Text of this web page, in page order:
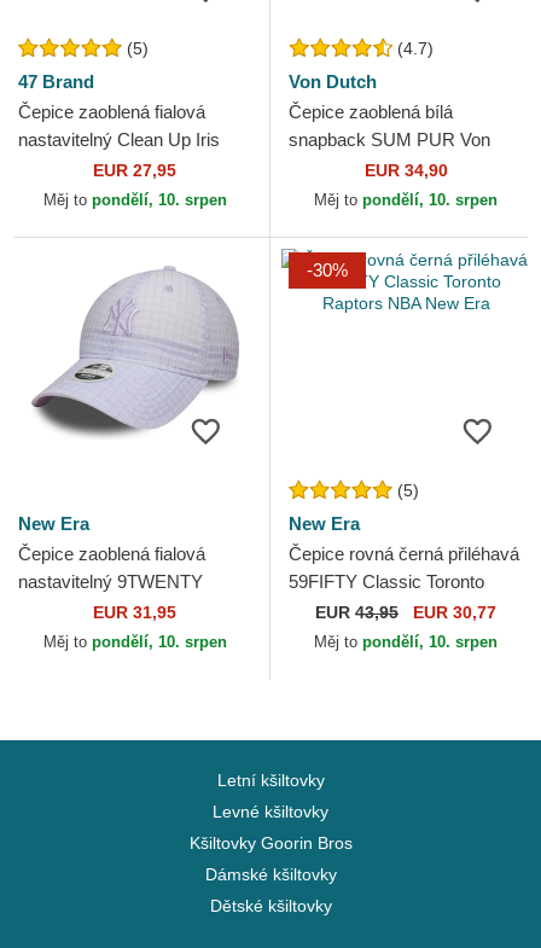
(5)
47 Brand
Čepice zaoblená fialová
nastavitelný Clean Up Iris
New York Yankees MLB 47
Brand
EUR 27,95
Měj to pondělí, 10. srpen
(4.7)
Von Dutch
Čepice zaoblená bílá
snapback SUM PUR Von
EUR 34,90
Měj to pondělí, 10. srpen
New Era
Čepice zaoblená fialová
nastavitelný 9TWENTY
Seersucker New York
Yankees MLB New Era
EUR 31,95
Měj to pondělí, 10. srpen
-30%
(5)
New Era
Čepice rovná černá přiléhavá
59FIFTY Classic Toronto
Raptors NBA New Era
EUR 43,95 EUR 30,77
Měj to pondělí, 10. srpen
Letní kšiltovky
Levné kšiltovky
Kšiltovky Goorin Bros
Dámské kšiltovky
Dětské kšiltovky